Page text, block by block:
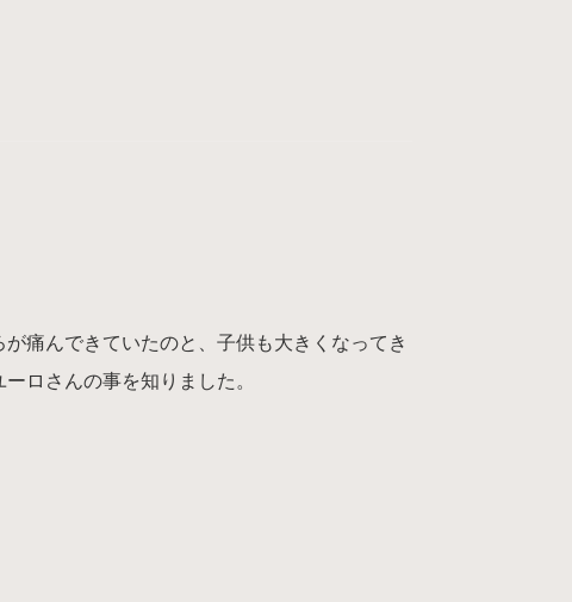
痛んできていたのと、子供も大きくなってき
ロさんの事を知りました。